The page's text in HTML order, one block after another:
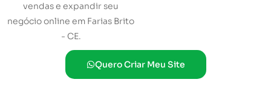
vendas e expandir seu
negócio online em Farias Brito
- CE.
Quero Criar Meu Site